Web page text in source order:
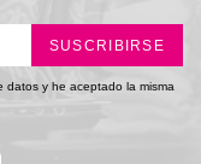
SUSCRIBIRSE
datos y he aceptado la misma